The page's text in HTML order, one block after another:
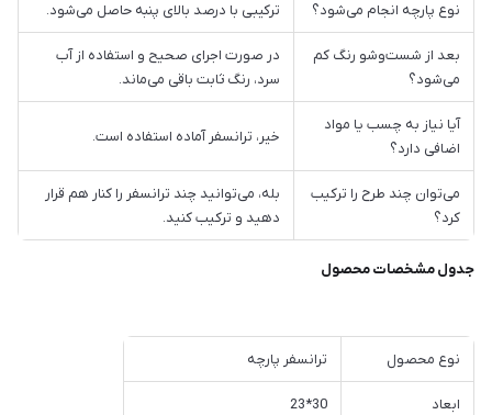
نوع پارچه انجام می‌شود؟
ترکیبی با درصد بالای پنبه حاصل می‌شود.
بعد از شست‌وشو رنگ کم
می‌شود؟
در صورت اجرای صحیح و استفاده از آب
سرد، رنگ ثابت باقی می‌ماند.
آیا نیاز به چسب یا مواد
اضافی دارد؟
خیر، ترانسفر آماده استفاده است.
می‌توان چند طرح را ترکیب
کرد؟
بله، می‌توانید چند ترانسفر را کنار هم قرار
دهید و ترکیب کنید.
جدول مشخصات محصول
نوع محصول ترانسفر پارچه
ابعاد 30*23